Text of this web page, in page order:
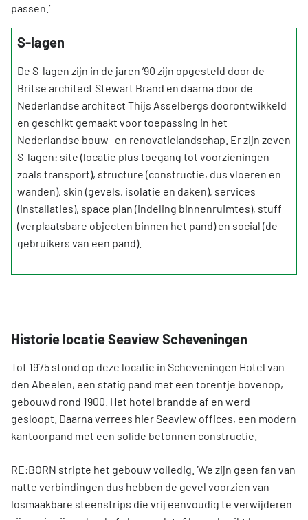
passen.’
S-lagen
De S-lagen zijn in de jaren ’90 zijn opgesteld door de
Britse architect Stewart Brand en daarna door de
Nederlandse architect Thijs Asselbergs doorontwikkeld
en geschikt gemaakt voor toepassing in het
Nederlandse bouw- en renovatielandschap. Er zijn zeven
S-lagen: site (locatie plus toegang tot voorzieningen
zoals transport), structure (constructie, dus vloeren en
wanden), skin (gevels, isolatie en daken), services
(installaties), space plan (indeling binnenruimtes), stuff
(verplaatsbare objecten binnen het pand) en social (de
gebruikers van een pand).
Historie locatie Seaview Scheveningen
Tot 1975 stond op deze locatie in Scheveningen Hotel van
den Abeelen, een statig pand met een torentje bovenop,
gebouwd rond 1900. Het hotel brandde af en werd
gesloopt. Daarna verrees hier Seaview offices, een modern
kantoorpand met een solide betonnen constructie.
RE:BORN stripte het gebouw volledig. ‘We zijn geen fan van
natte verbindingen dus hebben de gevel voorzien van
losmaakbare steenstrips die vrij eenvoudig te verwijderen